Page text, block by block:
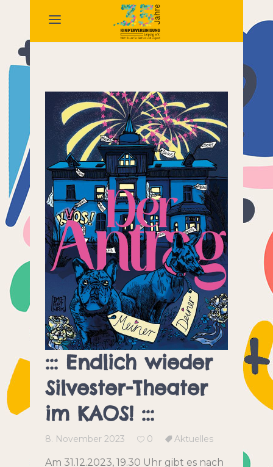
::: Endlich wieder
Silvester-Theater
im KAOS! :::
8. November 2023 0 Aktuelles
Am 31.12.2023, 19.30 Uhr gibt es nach